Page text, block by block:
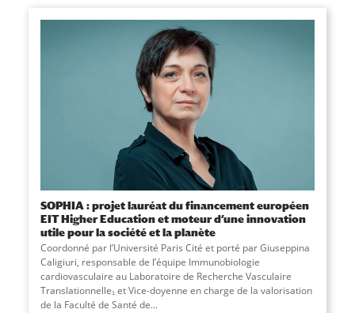
SOPHIA : projet lauréat du financement européen
EIT Higher Education et moteur d’une innovation
utile pour la société et la planète
Coordonné par l’Université Paris Cité et porté par Giuseppina
Caligiuri, responsable de l’équipe Immunobiologie
cardiovasculaire au Laboratoire de Recherche Vasculaire
Translationnelle₁ et Vice-doyenne en charge de la valorisation
de la Faculté de Santé de...